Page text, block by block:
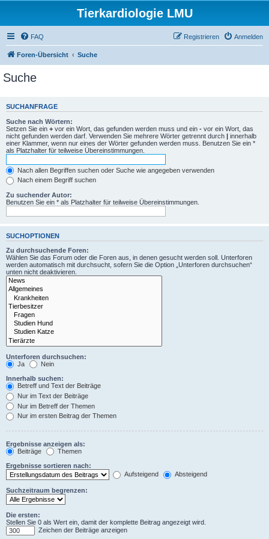
Tierkardiologie LMU
FAQ Anmelden
Registrieren
Foren-Übersicht Suche
Suche
SUCHANFRAGE
Suche nach Wörtern:
Setzen Sie ein + vor ein Wort, das gefunden werden muss und ein - vor ein Wort, das
nicht gefunden werden darf. Verwenden Sie mehrere Wörter getrennt durch | innerhalb
einer Klammer, wenn nur eines der Wörter gefunden werden muss. Benutzen Sie ein *
als Platzhalter für teilweise Übereinstimmungen.
Nach allen Begriffen suchen oder Suche wie angegeben verwenden
Nach einem Begriff suchen
Zu suchender Autor:
Benutzen Sie ein * als Platzhalter für teilweise Übereinstimmungen.
SUCHOPTIONEN
Zu durchsuchende Foren:
Wählen Sie das Forum oder die Foren aus, in denen gesucht werden soll. Unterforen
werden automatisch mit durchsucht, sofern Sie die Option „Unterforen durchsuchen“
unten nicht deaktivieren.
Unterforen durchsuchen:
Ja
Nein
Innerhalb suchen:
Betreff und Text der Beiträge
Nur im Text der Beiträge
Nur im Betreff der Themen
Nur im ersten Beitrag der Themen
Ergebnisse anzeigen als:
Beiträge
Themen
Ergebnisse sortieren nach:
Aufsteigend
Absteigend
Suchzeitraum begrenzen:
Die ersten:
Stellen Sie 0 als Wert ein, damit der komplette Beitrag angezeigt wird.
Zeichen der Beiträge anzeigen